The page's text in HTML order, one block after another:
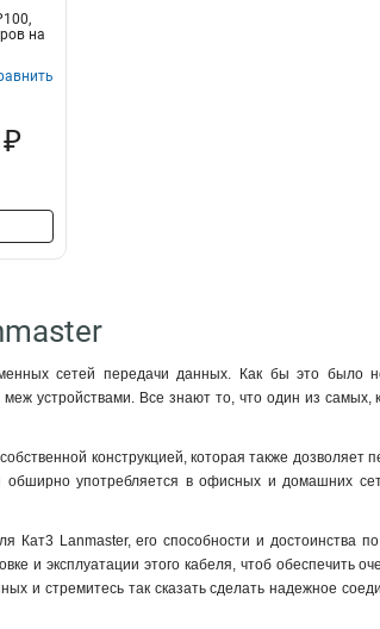
на
сетей передачи данных. Как бы это было
устройствами. Все знают то, что один из самых,
конструкцией, которая также дозволяет
обширно употребляется в офисных и домашних
Кат3 Lanmaster, его способности и достоинства
и эксплуатации этого кабеля, чтоб обеспечить
и стремитесь так сказать сделать надежное